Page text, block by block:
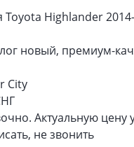
Highlander
новый, премиум-
City
Актуальную цену
не звонить